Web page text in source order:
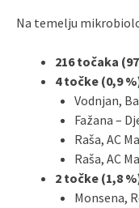
Na temelju
216 točaka
4 točke (0,9
Vodnjan,
Fažana –
Raša, AC
Raša, AC
2 točke (1,8
Monsena,